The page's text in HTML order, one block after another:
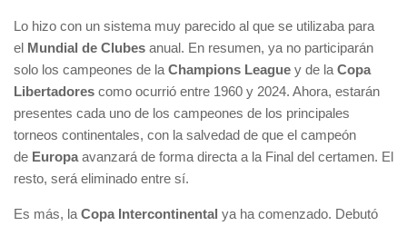
Lo hizo con un sistema muy parecido al que se utilizaba para
el Mundial de Clubes anual. En resumen, ya no participarán
solo los campeones de la Champions League y de la Copa
Libertadores como ocurrió entre 1960 y 2024. Ahora, estarán
presentes cada uno de los campeones de los principales
torneos continentales, con la salvedad de que el campeón
de Europa avanzará de forma directa a la Final del certamen. El
resto, será eliminado entre sí.
Es más, la Copa Intercontinental ya ha comenzado. Debutó